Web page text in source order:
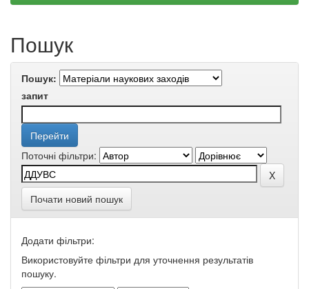
Пошук
Пошук:
запит
Поточні фільтри:
Почати новий пошук
Додати фільтри:
Використовуйте фільтри для уточнення результатів
пошуку.